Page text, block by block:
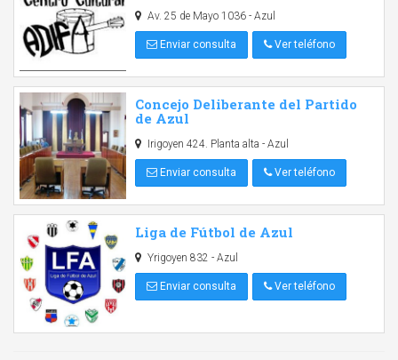
Av. 25 de Mayo 1036 - Azul
Enviar consulta Ver teléfono
Concejo Deliberante del Partido
de Azul
Irigoyen 424. Planta alta - Azul
Enviar consulta Ver teléfono
Liga de Fútbol de Azul
Yrigoyen 832 - Azul
Enviar consulta Ver teléfono